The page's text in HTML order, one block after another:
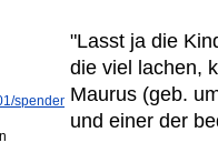
spendenprojekt
"Lasst ja die
die viel lachen,
Maurus (geb.
und einer der